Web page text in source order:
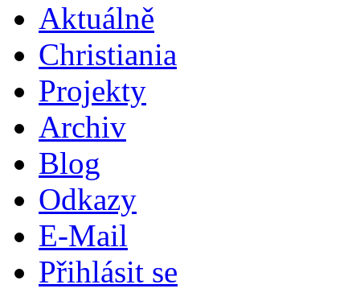
Aktuálně
Christiania
Projekty
Archiv
Blog
Odkazy
E-Mail
Přihlásit se